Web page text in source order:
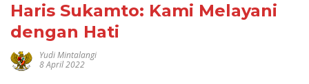
Haris Sukamto: Kami Melayani
dengan Hati
Yudi Mintalangi
8 April 2022